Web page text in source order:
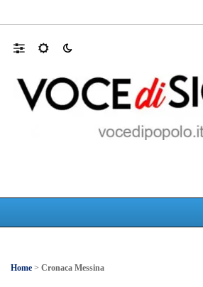
Home > Cronaca Messina